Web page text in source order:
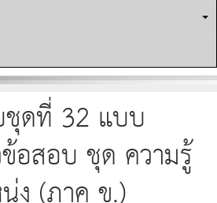
ดที่ 32 แบบ
อสอบ ชุด ความรู้